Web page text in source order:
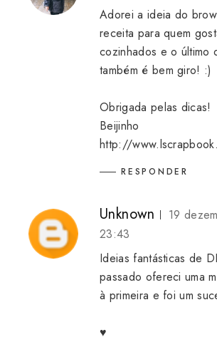
Adorei a ideia do
receita para quem
cozinhados e o último
também é bem giro! :)
Obrigada pelas dicas!
Beijinho
http://
RESPONDER
Unknown
19
23:43
Ideias fantásticas de
passado ofereci uma
à primeira e foi um
♥